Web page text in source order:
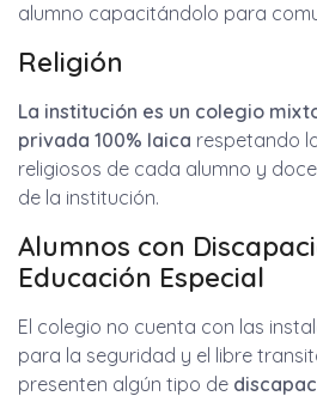
alumno capacitándolo para
Religión
La institución es un colegio
privada 100% laica respetando
religiosos de cada alumno y
de la institución.
Alumnos con
Educación Especial
El colegio no cuenta con las
para la seguridad y el libre
presenten algún tipo de